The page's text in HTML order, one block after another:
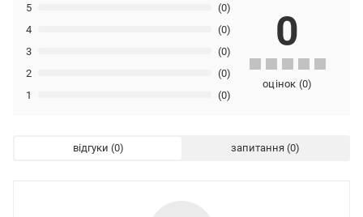
1 (0)
2 (0)
3 (0)
4 (0)
5 (0)
0
оцінок (0)
відгуки запитання